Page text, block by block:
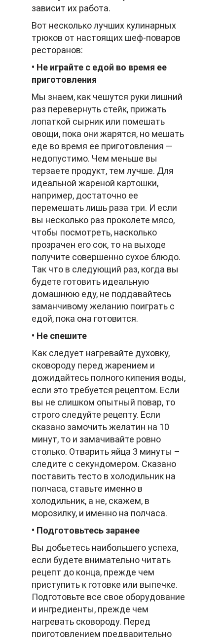
зависит их работа.
Вот несколько лучших кулинарных
трюков от настоящих шеф-поваров
ресторанов:
• Не играйте с едой во время ее
приготовления
Мы знаем, как чешутся руки лишний
раз перевернуть стейк, прижать
лопаткой сырник или помешать
овощи, пока они жарятся, но мешать
еде во время ее приготовления —
недопустимо. Чем меньше вы
терзаете продукт, тем лучше. Для
идеальной жареной картошки,
например, достаточно ее
перемешать лишь раза три. И если
вы несколько раз проколете мясо,
чтобы посмотреть, насколько
прозрачен его сок, то на выходе
получите совершенно сухое блюдо.
Так что в следующий раз, когда вы
будете готовить идеальную
домашнюю еду, не поддавайтесь
заманчивому желанию поиграть с
едой, пока она готовится.
• Не спешите
Как следует нагревайте духовку,
сковороду перед жарением и
дожидайтесь полного кипения воды,
если это требуется рецептом. Если
вы не слишком опытный повар, то
строго следуйте рецепту. Если
сказано замочить желатин на 10
минут, то и замачивайте ровно
столько. Отварить яйца 3 минуты –
следите с секундомером. Сказано
поставить тесто в холодильник на
полчаса, ставьте именно в
холодильник, а не, скажем, в
морозилку, и именно на полчаса.
• Подготовьтесь заранее
Вы добьетесь наибольшего успеха,
если будете внимательно читать
рецепт до конца, прежде чем
приступить к готовке или выпечке.
Подготовьте все свое оборудование
и ингредиенты, прежде чем
нагревать сковороду. Перед
приготовлением предварительно